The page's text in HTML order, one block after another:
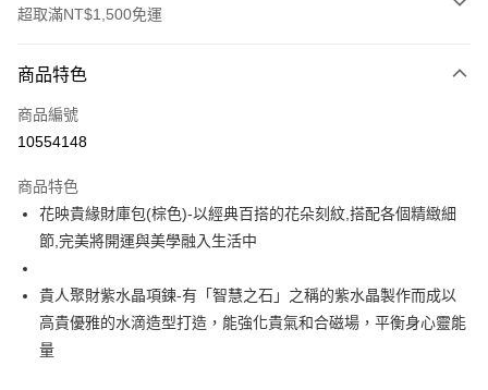
超取滿NT$1,500免運
信用卡一次付款
LINE Pay
街口支付
悠遊付
Google Pay
全支付
商品特色
商品編號
10554148
商品特色
花映貴緣財庫包(棕色)-以經典百搭的花朵刻紋,搭配各個精緻細
節,完美將開運與美學融入生活中
貴人聚財紫水晶項鍊-有「智慧之石」之稱的紫水晶製作而成以
高貴優雅的水滴造型打造，能強化貴氣和合磁場，平衡身心靈能
量